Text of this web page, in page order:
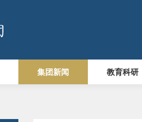
集团新闻 教育科研